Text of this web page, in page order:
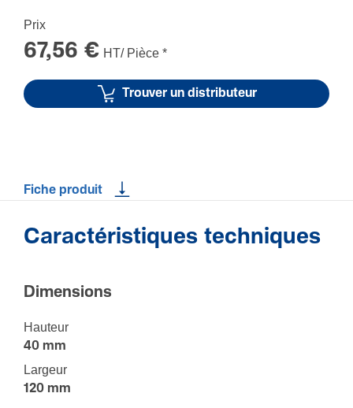
Prix
67,56 € HT/ Pièce *
Trouver un distributeur
Fiche produit
Caractéristiques techniques
Dimen­sions
Hauteur
40 mm
Largeur
120 mm